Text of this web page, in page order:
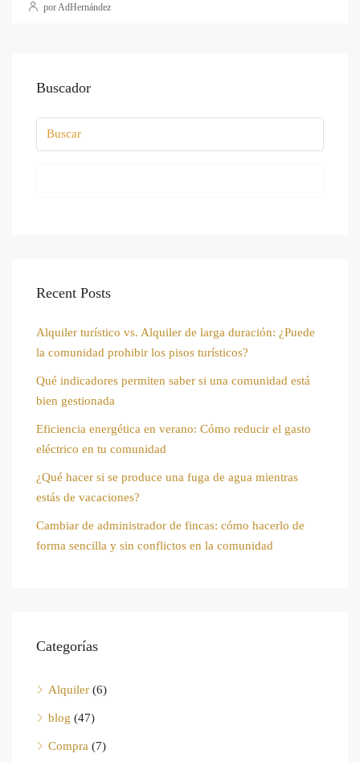
por AdHernández
Buscador
Recent Posts
Alquiler turístico vs. Alquiler de larga duración: ¿Puede
la comunidad prohibir los pisos turísticos?
Qué indicadores permiten saber si una comunidad está
bien gestionada
Eficiencia energética en verano: Cómo reducir el gasto
eléctrico en tu comunidad
¿Qué hacer si se produce una fuga de agua mientras
estás de vacaciones?
Cambiar de administrador de fincas: cómo hacerlo de
forma sencilla y sin conflictos en la comunidad
Categorías
Alquiler (6)
blog (47)
Compra (7)